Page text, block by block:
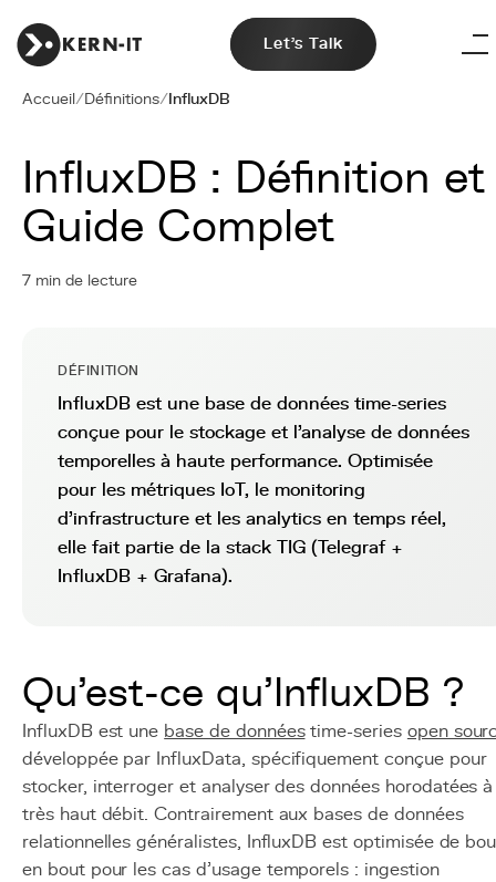
Let's Talk
Accueil/Définitions/InfluxDB
InfluxDB : Définition et
Guide Complet
7 min de lecture
DÉFINITION
InfluxDB est une base de données time-series
conçue pour le stockage et l'analyse de données
temporelles à haute performance. Optimisée
pour les métriques IoT, le monitoring
d'infrastructure et les analytics en temps réel,
elle fait partie de la stack TIG (Telegraf +
InfluxDB + Grafana).
Qu'est-ce qu'InfluxDB ?
InfluxDB est une base de donnéestime-series open
développée par InfluxData, spécifiquement conçue pour
stocker, interroger et analyser des données horodatées à
très haut débit. Contrairement aux bases de données
relationnelles généralistes, InfluxDB est optimisée de
en bout pour les cas d'usage temporels : ingestion